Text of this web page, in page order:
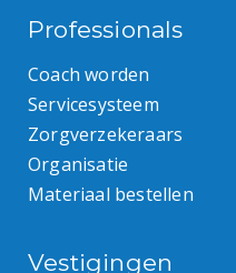
Professionals
Coach worden
Servicesysteem
Zorgverzekeraars
Organisatie
Materiaal bestellen
Vestigingen